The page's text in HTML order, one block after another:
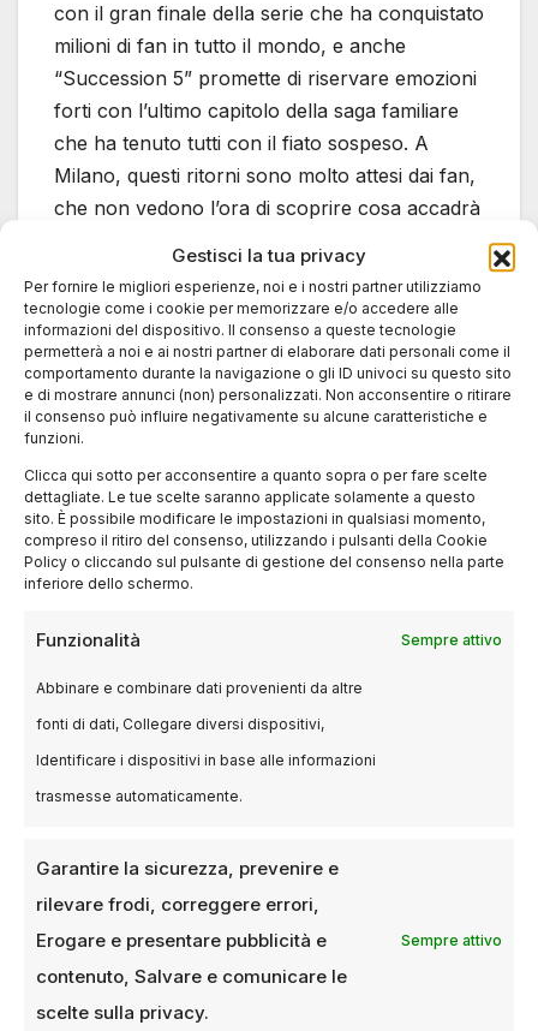
Gestisci la tua privacy
Per fornire le migliori esperienze, noi e i nostri partner utilizziamo
tecnologie come i cookie per memorizzare e/o accedere alle
informazioni del dispositivo. Il consenso a queste tecnologie
permetterà a noi e ai nostri partner di elaborare dati personali come il
comportamento durante la navigazione o gli ID univoci su questo sito
e di mostrare annunci (non) personalizzati. Non acconsentire o ritirare
il consenso può influire negativamente su alcune caratteristiche e
funzioni.
Clicca qui sotto per acconsentire a quanto sopra o per fare scelte
dettagliate. Le tue scelte saranno applicate solamente a questo
sito. È possibile modificare le impostazioni in qualsiasi momento,
compreso il ritiro del consenso, utilizzando i pulsanti della Cookie
Policy o cliccando sul pulsante di gestione del consenso nella parte
inferiore dello schermo.
Funzionalità Sempre attivo
Abbinare e combinare dati provenienti da altre
fonti di dati, Collegare diversi dispositivi,
Identificare i dispositivi in base alle informazioni
trasmesse automaticamente.
Garantire la sicurezza, prevenire e
rilevare frodi, correggere errori,
Erogare e presentare pubblicità e
contenuto, Salvare e comunicare le
scelte sulla privacy.
Sempre attivo
con il gran finale della serie che ha conquistato
milioni di fan in tutto il mondo, e anche
“Succession 5” promette di riservare emozioni
forti con l’ultimo capitolo della saga familiare
che ha tenuto tutti con il fiato sospeso. A
Milano, questi ritorni sono molto attesi dai fan,
che non vedono l’ora di scoprire cosa accadrà
Dove guardare le serie
TV ad Aprile 2025 a
Milano
Milano offre numerose opportunità per
seguire le nuove Serie TV. Le piattaforme di
streaming come Netflix, Amazon Prime Video,
Disney+ e Apple TV+ sono tra le principali, ma
organizzano proiezioni speciali per
iniziando a organizzare serate di visione
collettiva, dove gli spettatori possono vedere le
ultime uscite in compagnia di altri appassionati.
Conclusioni
Con così tante uscite imperdibili e una varietà
di generi da esplorare, aprile 2025 si
preannuncia come un mese davvero